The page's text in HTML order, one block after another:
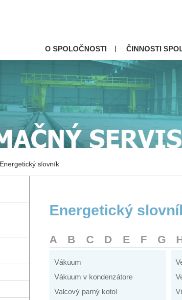
O SPOLOČNOSTI ČINNOSTI
Energetický slovník
Energetický
A B C D E F G
Vákuum
Vákuum v kondenzátore
Valcový parný kotol